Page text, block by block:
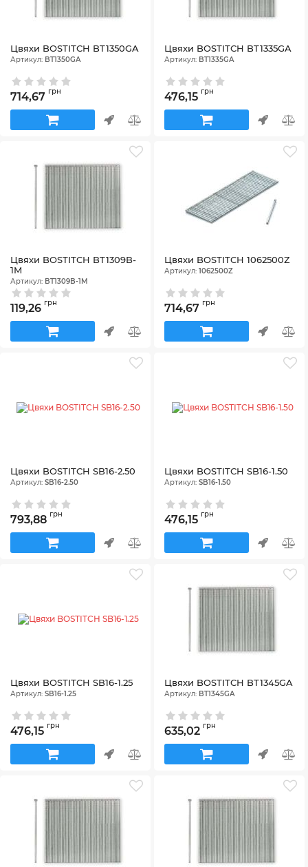
Цвяхи BOSTITCH BT1350GA
Артикул: BT1350GA
714,67 грн
Цвяхи BOSTITCH BT1335GA
Артикул: BT1335GA
476,15 грн
Цвяхи BOSTITCH BT1309B-
1M
Артикул: BT1309B-1M
119,26 грн
Цвяхи BOSTITCH 1062500Z
Артикул: 1062500Z
714,67 грн
Цвяхи BOSTITCH SB16-2.50
Артикул: SB16-2.50
793,88 грн
Цвяхи BOSTITCH SB16-1.50
Артикул: SB16-1.50
476,15 грн
Цвяхи BOSTITCH SB16-1.25
Артикул: SB16-1.25
476,15 грн
Цвяхи BOSTITCH BT1345GA
Артикул: BT1345GA
635,02 грн